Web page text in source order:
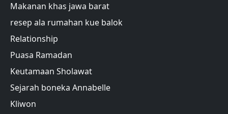
Makanan khas jawa barat
resep ala rumahan kue balok
Relationship
Puasa Ramadan
Keutamaan Sholawat
Sejarah boneka Annabelle
Kliwon